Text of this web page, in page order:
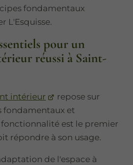
fondamentaux
L'Esquisse.
pour un
réussi à Saint-
intérieur
repose sur
fondamentaux et
est le premier
répondre à son usage.
de l'espace à